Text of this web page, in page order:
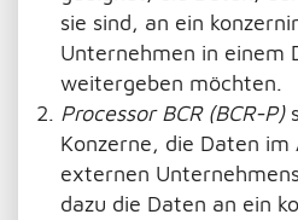
sie sind, an ein
Unternehmen in einem
weitergeben möchten.
Processor BCR (BCR-P)
Konzerne, die Daten
externen
dazu die Daten an ein